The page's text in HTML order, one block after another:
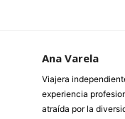
Ana Varela
Viajera
experiencia
atraída por la